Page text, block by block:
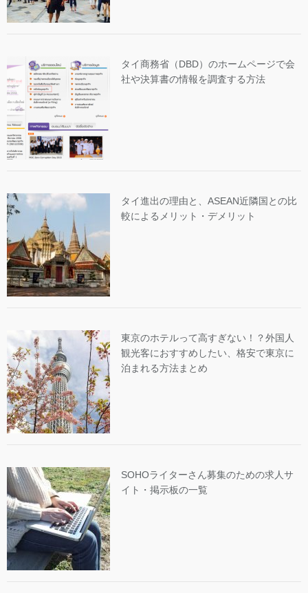
タイ商務省（DBD）のホームページで会
社や決算書の情報を調査する方法
タイ進出の理由と、ASEAN近隣国との比
較によるメリット・デメリット
東京のホテルって高すぎない！？外国人
観光客におすすめしたい、格安で東京に
泊まれる方法まとめ
SOHOライターさん募集のための求人サ
イト・掲示板の一覧